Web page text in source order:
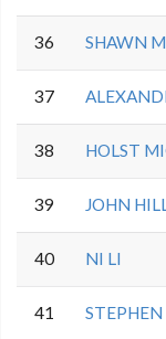
36 SHAWN
37
38 HOLST
39 JOHN
40 NI LI
41